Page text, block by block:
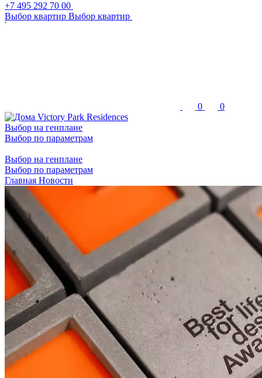
+7 495 292 70 00
Выбор квартир Выбор квартир
0 0
Выбор на генплане
Выбор по параметрам
Выбор на генплане
Выбор по параметрам
Главная Новости